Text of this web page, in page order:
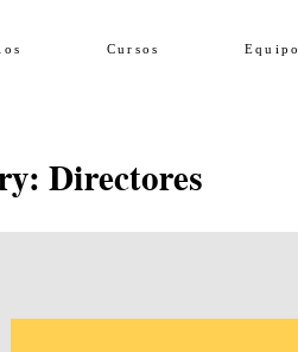
Cursos Equipo
Directores